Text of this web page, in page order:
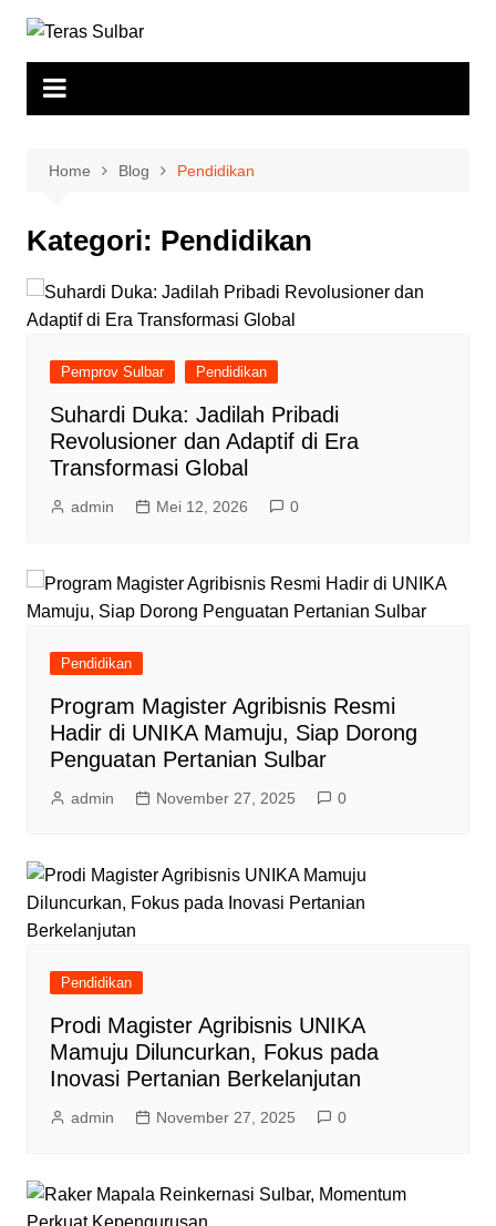
content
Home Blog Pendidikan
Kategori: Pendidikan
Pemprov Sulbar Pendidikan
Suhardi Duka: Jadilah Pribadi
Revolusioner dan Adaptif di Era
Transformasi Global
admin Mei 12, 2026 0
Pendidikan
Program Magister Agribisnis Resmi
Hadir di UNIKA Mamuju, Siap Dorong
Penguatan Pertanian Sulbar
admin November 27, 2025 0
Pendidikan
Prodi Magister Agribisnis UNIKA
Mamuju Diluncurkan, Fokus pada
Inovasi Pertanian Berkelanjutan
admin November 27, 2025 0